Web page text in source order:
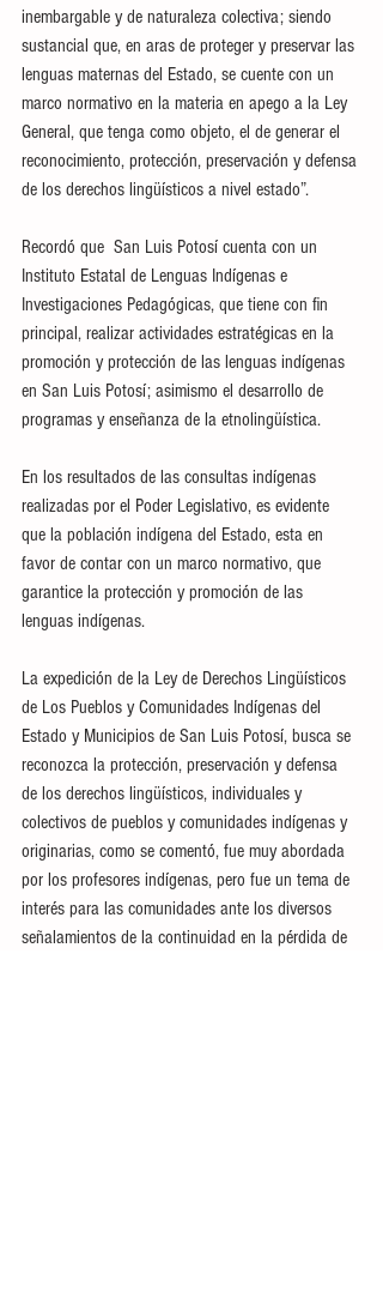
inembargable y de naturaleza colectiva; siendo
sustancial que, en aras de proteger y preservar las
lenguas maternas del Estado, se cuente con un
marco normativo en la materia en apego a la Ley
General, que tenga como objeto, el de generar el
reconocimiento, protección, preservación y defensa
de los derechos lingüísticos a nivel estado”.
Recordó que  San Luis Potosí cuenta con un
Instituto Estatal de Lenguas Indígenas e
Investigaciones Pedagógicas, que tiene con fin
principal, realizar actividades estratégicas en la
promoción y protección de las lenguas indígenas
en San Luis Potosí; asimismo el desarrollo de
programas y enseñanza de la etnolingüística.
En los resultados de las consultas indígenas
realizadas por el Poder Legislativo, es evidente
que la población indígena del Estado, esta en
favor de contar con un marco normativo, que
garantice la protección y promoción de las
lenguas indígenas.
La expedición de la Ley de Derechos Lingüísticos
de Los Pueblos y Comunidades Indígenas del
Estado y Municipios de San Luis Potosí, busca se
reconozca la protección, preservación y defensa
de los derechos lingüísticos, individuales y
colectivos de pueblos y comunidades indígenas y
originarias, como se comentó, fue muy abordada
por los profesores indígenas, pero fue un tema de
interés para las comunidades ante los diversos
señalamientos de la continuidad en la pérdida de